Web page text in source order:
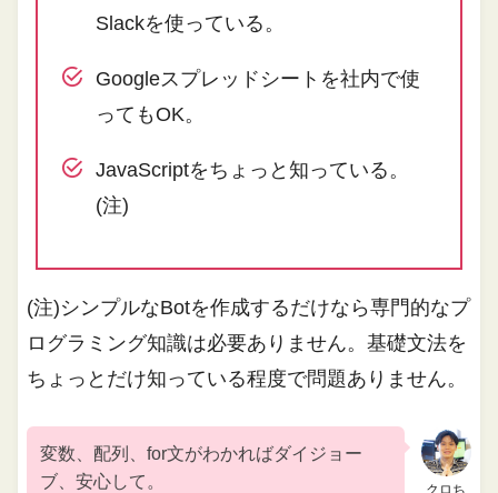
Slackを使っている。
Googleスプレッドシートを社内で使
ってもOK。
JavaScriptをちょっと知っている。
(注)
(注)シンプルなBotを作成するだけなら専門的なプ
ログラミング知識は必要ありません。基礎文法を
ちょっとだけ知っている程度で問題ありません。
クロち
変数、配列、for文がわかればダイジョー
ブ、安心して。